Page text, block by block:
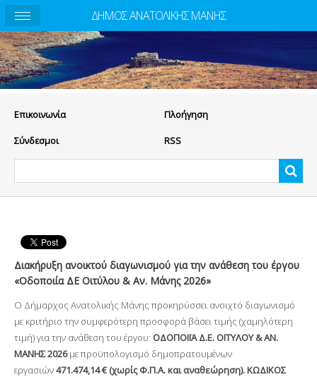
Eπικοινωνία Πλοήγηση
Σύνδεσμοι RSS
Διακήρυξη ανοικτού διαγωνισμού για την ανάθεση του έργου
«Οδοποιία ΔΕ Οιτύλου & Αν. Μάνης 2026»
Ο Δήμαρχος Ανατολικής Μάνης προκηρύσσει ανοιχτό διαγωνισμό
με κριτήριο την συμφερότερη προσφορά βάσει τιμής (χαμηλότερη
τιμή) για την ανάθεση του έργου: ΟΔΟΠΟΙΪΑ Δ.Ε. ΟΙΤΥΛΟΥ & ΑΝ.
ΜΑΝΗΣ 2026με προϋπολογισμό δημοπρατουμένων
εργασιών471.474,14 € (χωρίς Φ.Π.Α. και αναθεώρηση). ΚΩΔΙΚΟΣ
ΔΗΜΟΣ ΑΝΑΤΟΛΙΚΗΣ ΜΑΝΗΣ